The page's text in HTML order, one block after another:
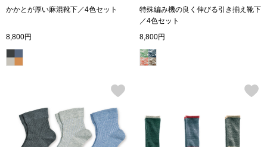
トレーナー／
スーツ
かかとが厚い麻混靴下／4色セット
8,800円
特殊編み機の良く伸びる引き揃え靴下
／4色セット
8,800円